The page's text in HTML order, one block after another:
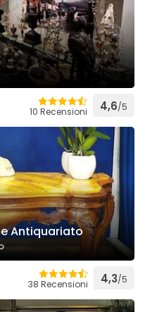
10 Recensioni 4,6/5
Antiquariato
38 Recensioni 4,3/5